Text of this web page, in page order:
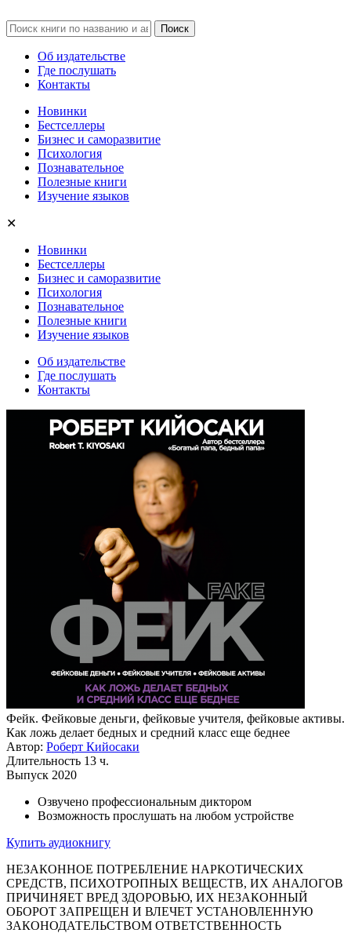
Об издательстве
Где послушать
Контакты
Новинки
Бестселлеры
Бизнес и саморазвитие
Психология
Познавательное
Полезные книги
Изучение языков
✕
Новинки
Бестселлеры
Бизнес и саморазвитие
Психология
Познавательное
Полезные книги
Изучение языков
Об издательстве
Где послушать
Контакты
Фейк. Фейковые деньги, фейковые учителя, фейковые активы.
Как ложь делает бедных и средний класс еще беднее
Автор: Роберт Кийосаки
Длительность 13 ч.
Выпуск 2020
Озвучено профессиональным диктором
Возможность прослушать на любом устройстве
Купить аудиокнигу
НЕЗАКОННОЕ ПОТРЕБЛЕНИЕ НАРКОТИЧЕСКИХ
СРЕДСТВ, ПСИХОТРОПНЫХ ВЕЩЕСТВ, ИХ АНАЛОГОВ
ПРИЧИНЯЕТ ВРЕД ЗДОРОВЬЮ, ИХ НЕЗАКОННЫЙ
ОБОРОТ ЗАПРЕЩЕН И ВЛЕЧЕТ УСТАНОВЛЕННУЮ
ЗАКОНОДАТЕЛЬСТВОМ ОТВЕТСТВЕННОСТЬ